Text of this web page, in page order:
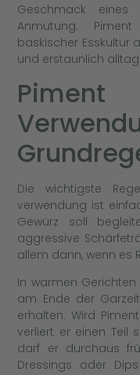
Geschmack
Anmutung.
baskischer Esskultur
und erstaunlich
Die wichtigste
verwendung ist
Gewürz soll
aggressive
allem dann, wenn es
In warmen
am Ende der
erhalten. Wird
verliert er einen Teil
darf er durchaus
Dressings oder